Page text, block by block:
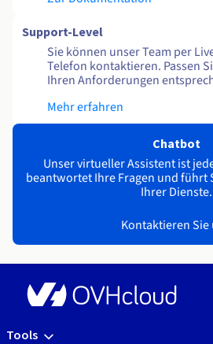
Support-Level
Sie können unser Team per
Telefon kontaktieren. Passen
Ihren Anforderungen
Mehr erfahren
Chatbot
Unser virtueller Assistent ist
beantwortet Ihre Fragen und führt
Ihrer Dienste.
Kontaktieren Sie
Tools